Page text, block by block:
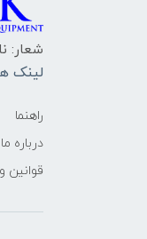
شعار:
لینک
راهنما
درباره ما
قوانین